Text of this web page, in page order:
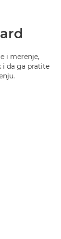
i merenje,
i da ga pratite